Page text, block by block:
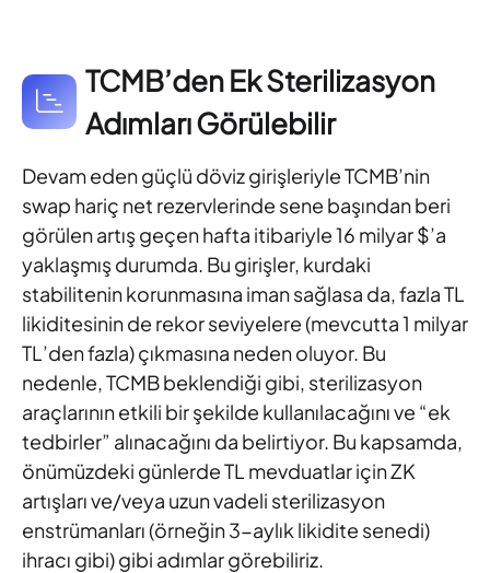
TCMB’den Ek Sterilizasyon
Adımları Görülebilir
Devam eden güçlü döviz girişleriyle TCMB’nin
swap hariç net rezervlerinde sene başından beri
görülen artış geçen hafta itibariyle 16 milyar $’a
yaklaşmış durumda. Bu girişler, kurdaki
stabilitenin korunmasına iman sağlasa da, fazla TL
likiditesinin de rekor seviyelere (mevcutta 1 milyar
TL’den fazla) çıkmasına neden oluyor. Bu
nedenle, TCMB beklendiği gibi, sterilizasyon
araçlarının etkili bir şekilde kullanılacağını ve “ek
tedbirler” alınacağını da belirtiyor. Bu kapsamda,
önümüzdeki günlerde TL mevduatlar için ZK
artışları ve/veya uzun vadeli sterilizasyon
enstrümanları (örneğin 3-aylık likidite senedi)
ihracı gibi) gibi adımlar görebiliriz.